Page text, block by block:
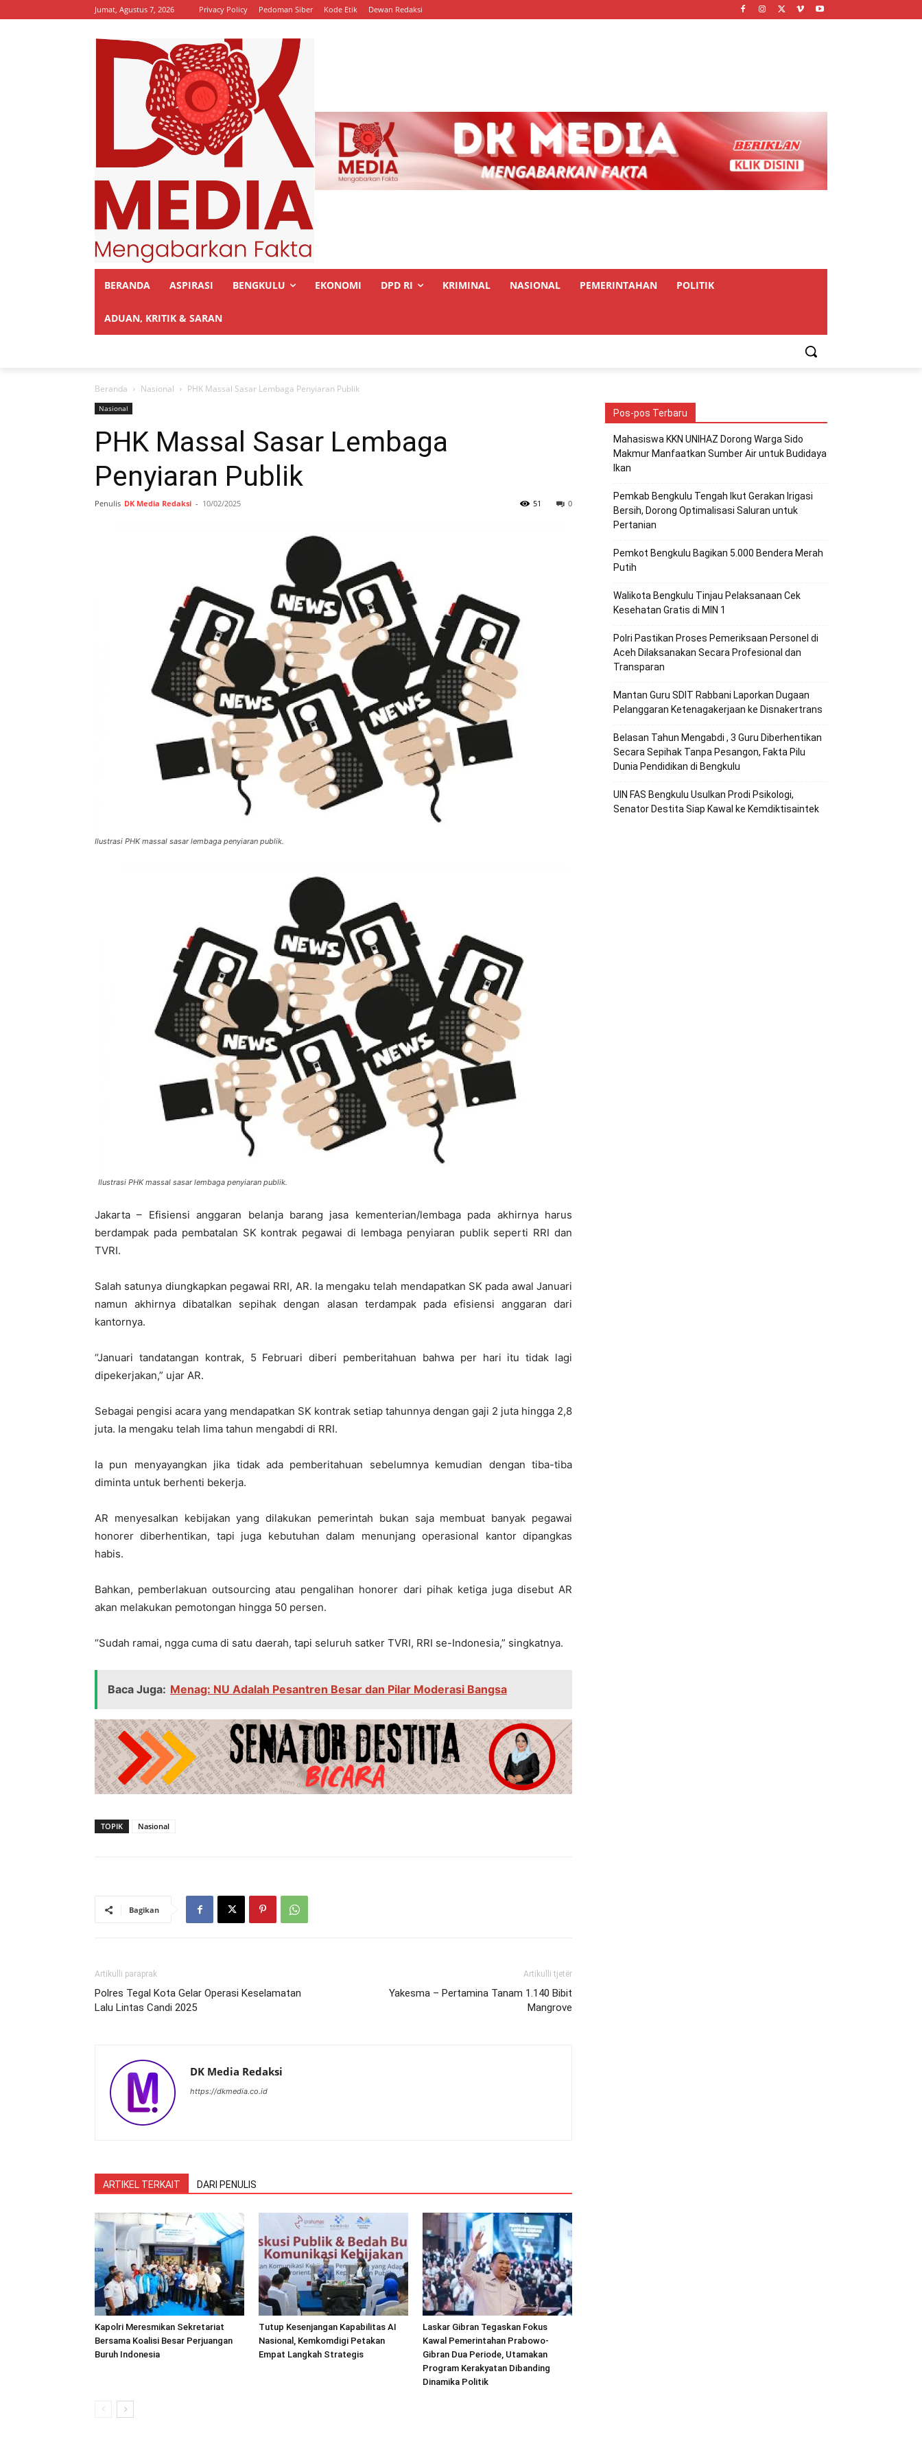
Jumat, Agustus 7, 2026 Privacy Policy Pedoman Siber Kode Etik Dewan Redaksi
BERANDA ASPIRASI BENGKULU EKONOMI DPD RI KRIMINAL NASIONAL PEMERINTAHAN POLITIK
ADUAN, KRITIK & SARAN
Beranda Nasional PHK Massal Sasar Lembaga Penyiaran Publik
Nasional
PHK Massal Sasar Lembaga
Penyiaran Publik
Penulis DK Media Redaksi - 10/02/2025 0
51
Ilustrasi PHK massal sasar lembaga penyiaran publik.
Ilustrasi PHK massal sasar lembaga penyiaran publik.
Jakarta – Efisiensi anggaran belanja barang jasa kementerian/lembaga pada akhirnya harus
berdampak pada pembatalan SK kontrak pegawai di lembaga penyiaran publik seperti RRI dan
TVRI.
Salah satunya diungkapkan pegawai RRI, AR. Ia mengaku telah mendapatkan SK pada awal Januari
namun akhirnya dibatalkan sepihak dengan alasan terdampak pada efisiensi anggaran dari
kantornya.
“Januari tandatangan kontrak, 5 Februari diberi pemberitahuan bahwa per hari itu tidak lagi
dipekerjakan,” ujar AR.
Sebagai pengisi acara yang mendapatkan SK kontrak setiap tahunnya dengan gaji 2 juta hingga 2,8
juta. Ia mengaku telah lima tahun mengabdi di RRI.
Ia pun menyayangkan jika tidak ada pemberitahuan sebelumnya kemudian dengan tiba-tiba
diminta untuk berhenti bekerja.
AR menyesalkan kebijakan yang dilakukan pemerintah bukan saja membuat banyak pegawai
honorer diberhentikan, tapi juga kebutuhan dalam menunjang operasional kantor dipangkas
habis.
Bahkan, pemberlakuan outsourcing atau pengalihan honorer dari pihak ketiga juga disebut AR
akan melakukan pemotongan hingga 50 persen.
“Sudah ramai, ngga cuma di satu daerah, tapi seluruh satker TVRI, RRI se-Indonesia,” singkatnya.
Baca Juga: Menag: NU Adalah Pesantren Besar dan Pilar Moderasi Bangsa
TOPIK Nasional
Bagikan
Artikulli paraprak
Polres Tegal Kota Gelar Operasi Keselamatan
Lalu Lintas Candi 2025
Artikulli tjetër
Yakesma – Pertamina Tanam 1.140 Bibit
Mangrove
DK Media Redaksi
https://dkmedia.co.id
ARTIKEL TERKAIT DARI PENULIS
Kapolri Meresmikan Sekretariat
Bersama Koalisi Besar Perjuangan
Buruh Indonesia
Tutup Kesenjangan Kapabilitas AI
Nasional, Kemkomdigi Petakan
Empat Langkah Strategis
Laskar Gibran Tegaskan Fokus
Kawal Pemerintahan Prabowo-
Gibran Dua Periode, Utamakan
Program Kerakyatan Dibanding
Dinamika Politik
Pos-pos Terbaru
Mahasiswa KKN UNIHAZ Dorong Warga Sido
Makmur Manfaatkan Sumber Air untuk Budidaya
Ikan
Pemkab Bengkulu Tengah Ikut Gerakan Irigasi
Bersih, Dorong Optimalisasi Saluran untuk
Pertanian
Pemkot Bengkulu Bagikan 5.000 Bendera Merah
Putih
Walikota Bengkulu Tinjau Pelaksanaan Cek
Kesehatan Gratis di MIN 1
Polri Pastikan Proses Pemeriksaan Personel di
Aceh Dilaksanakan Secara Profesional dan
Transparan
Mantan Guru SDIT Rabbani Laporkan Dugaan
Pelanggaran Ketenagakerjaan ke Disnakertrans
Belasan Tahun Mengabdi , 3 Guru Diberhentikan
Secara Sepihak Tanpa Pesangon, Fakta Pilu
Dunia Pendidikan di Bengkulu
UIN FAS Bengkulu Usulkan Prodi Psikologi,
Senator Destita Siap Kawal ke Kemdiktisaintek